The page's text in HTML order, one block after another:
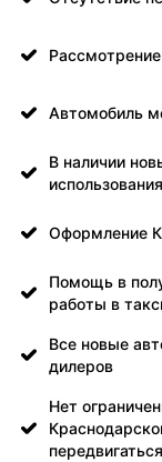
Автомобиль
В наличии
Оформление
Помощь в
работы в
Все новые
дилеров
Нет